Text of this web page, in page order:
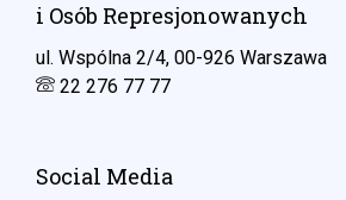
i Osób Represjonowanych
ul. Wspólna 2/4, 00-926 Warszawa
22 276 77 77
Social Media